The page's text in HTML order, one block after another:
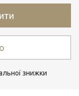
знижки